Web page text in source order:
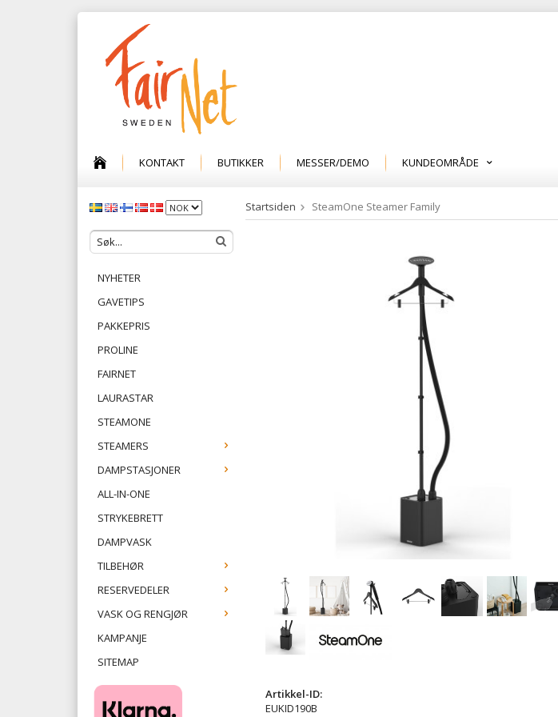
KONTAKT
BUTIKKER MESSER/DEMO KUNDEOMRÅDE
NYHETER
GAVETIPS
PAKKEPRIS
PROLINE
FAIRNET
LAURASTAR
STEAMONE
STEAMERS
DAMPSTASJONER
ALL-IN-ONE
STRYKEBRETT
DAMPVASK
TILBEHØR
RESERVEDELER
VASK OG RENGJØR
KAMPANJE
SITEMAP
Startsiden SteamOne Steamer Family
Artikkel-ID:
EUKID190B